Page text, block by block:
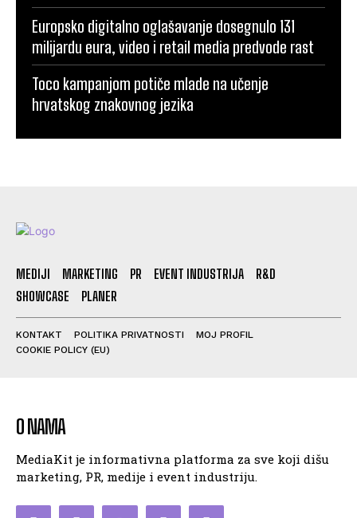
Europsko digitalno oglašavanje dosegnulo 131
milijardu eura, video i retail media predvode rast
Toco kampanjom potiče mlade na učenje
hrvatskog znakovnog jezika
MEDIJI MARKETING PR EVENT INDUSTRIJA
R&D
SHOWCASE
PLANER
KONTAKT POLITIKA PRIVATNOSTI
MOJ PROFIL
COOKIE POLICY (EU)
O NAMA
MediaKit je informativna platforma za sve koji dišu
marketing, PR, medije i event industriju.